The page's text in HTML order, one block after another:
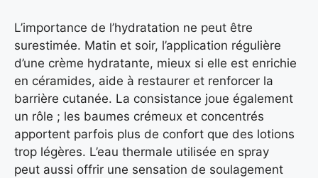
L’importance de l’hydratation ne peut être
surestimée. Matin et soir, l’application régulière
d’une crème hydratante, mieux si elle est enrichie
en céramides, aide à restaurer et renforcer la
barrière cutanée. La consistance joue également
un rôle ; les baumes crémeux et concentrés
apportent parfois plus de confort que des lotions
trop légères. L’eau thermale utilisée en spray
peut aussi offrir une sensation de soulagement